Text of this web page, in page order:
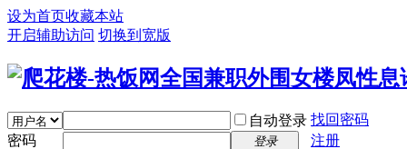
设为首页收藏本站
开启辅助访问 切换到宽版
自动登录 找回密码
密码
登录
注册